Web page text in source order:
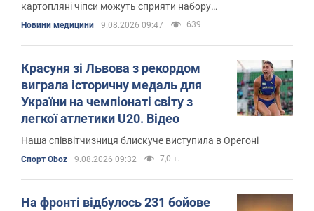
картопляні чіпси можуть сприяти набору
Новини медицини 9.08.2026 09:47 639
Красуня зі Львова з рекордом
виграла історичну медаль для
України на чемпіонаті світу з
легкої атлетики U20. Відео
Наша співвітчизниця блискуче виступила в Орегоні
Спорт Oboz 9.08.2026 09:32 7,0 т.
На фронті відбулось 231 бойове